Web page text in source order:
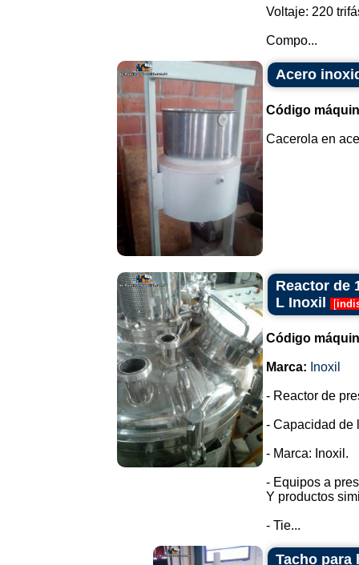
Voltaje: 220
Compo...
Acero
Código
Cacerola en
Reactor de
L Inoxil
[
Código
Marca: Inoxil
- Reactor de
- Capacidad de
- Marca: Inoxil.
- Equipos a
Y productos
- Tie...
Tacho para